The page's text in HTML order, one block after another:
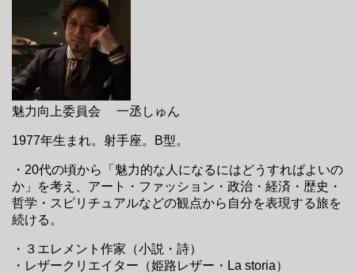
魅力向上委員会 一丞しゅん
1977年生まれ。射手座。B型。
・20代の頃から「魅力的な人になるにはどうすればよいの
か」を考え、アート・ファッション・政治・経済・歴史・
哲学・スピリチュアルなどの観点から自分を表現する旅を
続ける。
・３エレメント作家（小説・詩）
・レザークリエイター（姫路レザー・La storia）